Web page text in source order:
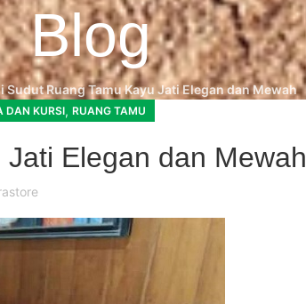
Blog
Sudut Ruang Tamu Kayu Jati Elegan dan Mewah
DAN KURSI, RUANG TAMU
Elegan dan Mewah